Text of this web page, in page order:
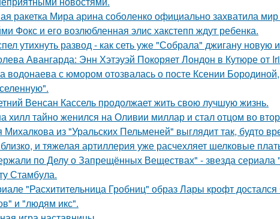
ракетка Мира арина соболенко официально захватила
Фокс и его возлюбленная элис хакстепп ждут ребенка.
утихнуть развод - как сеть уже "Собрала" джигану новую
Авангарда: Энн Хэтэуэй Покоряет Лондон в Кутюре от
водонаева с юмором отозвалась о посте Ксении Бородиной,
Венсан Кассель продолжает жить свою лучшую жизнь.
хилл тайно женился на Оливии миллар и стал отцом во
из "Уральских Пельменей" выглядит так, будто
и тяжелая артиллерия уже расчехляет шелковые
по Делу о Запрещённых Веществах" - звезда сериала
Стамбула.
"Расхитительница Гробниц" образ Лары крофт
и "людям икс".